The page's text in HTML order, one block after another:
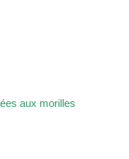
aux morilles